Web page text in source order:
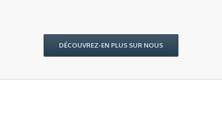
DÉCOUVREZ-EN PLUS SUR NOUS